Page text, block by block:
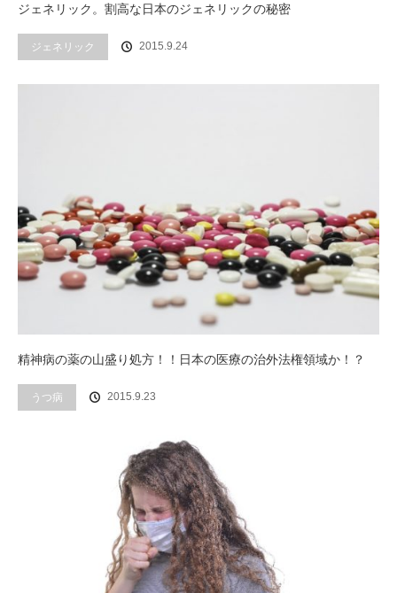
ジェネリック。割高な日本のジェネリックの秘密
ジェネリック 2015.9.24
精神病の薬の山盛り処方！！日本の医療の治外法権領域か！？
うつ病 2015.9.23